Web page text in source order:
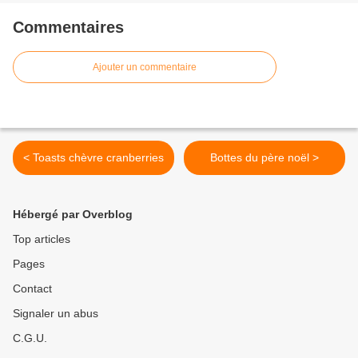
Commentaires
Ajouter un commentaire
< Toasts chèvre cranberries Bottes du père noël >
Hébergé par Overblog
Top articles
Pages
Contact
Signaler un abus
C.G.U.